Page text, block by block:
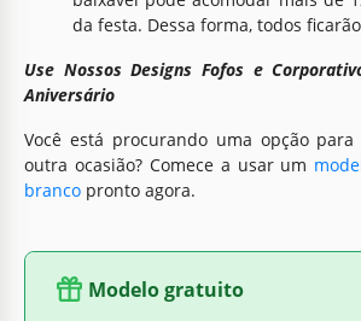
da festa. Dessa forma, todos
Use Nossos Designs Fofos e
Aniversário
Você está procurando uma opção
outra ocasião? Comece a usar um
branco pronto agora.
Modelo gratuito